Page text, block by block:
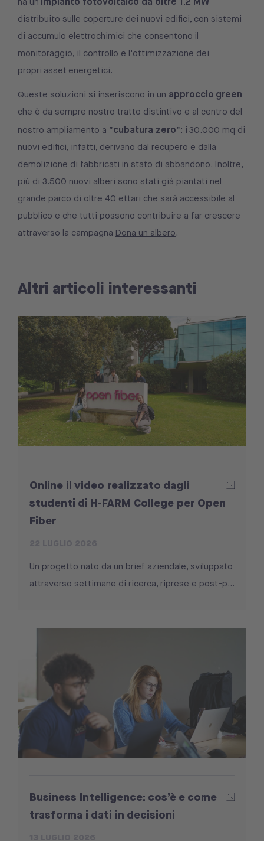
distribuito sulle coperture dei nuovi edifici, con sistemi
di accumulo elettrochimici che consentono il
monitoraggio, il controllo e l'ottimizzazione dei
propri asset energetici.
Queste soluzioni si inseriscono in un approccio green
che è da sempre nostro tratto distintivo e al centro del
nostro ampliamento a “cubatura zero”: i 30.000 mq di
nuovi edifici, infatti, derivano dal recupero e dalla
demolizione di fabbricati in stato di abbandono. Inoltre,
più di 3.500 nuovi alberi sono stati già piantati nel
grande parco di oltre 40 ettari che sarà accessibile al
pubblico e che tutti possono contribuire a far crescere
attraverso la campagna Dona un albero.
Altri articoli interessanti
Online il video realizzato dagli
studenti di H-FARM College per Open
Fiber
Un progetto nato da un brief aziendale, sviluppato
attraverso settimane di ricerca, riprese e post-p...
Business Intelligence: cos’è e come
trasforma i dati in decisioni